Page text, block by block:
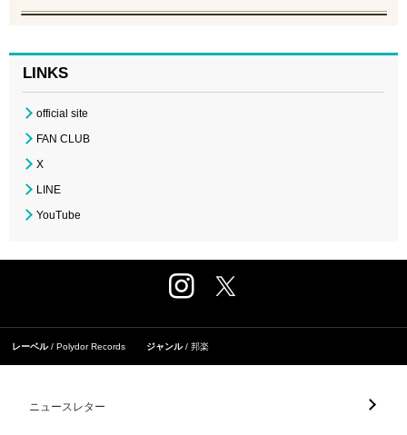
LINKS
official site
FAN CLUB
X
LINE
YouTube
レーベル Polydor Records ジャンル 邦楽
ニュースレター